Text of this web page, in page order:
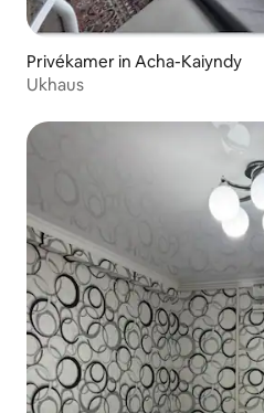
Privékamer in Acha-Kaiyndy
Ukhaus